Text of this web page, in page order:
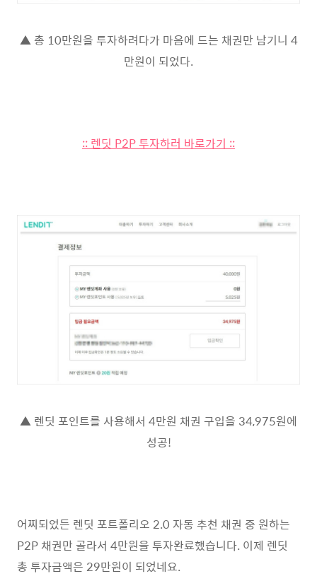
▲ 총 10만원을 투자하려다가 마음에 드는 채권만 남기니 4
만원이 되었다.
:: 렌딧 P2P 투자하러 바로가기 ::
▲ 렌딧 포인트를 사용해서 4만원 채권 구입을 34,975원에
성공!
어찌되었든 렌딧 포트폴리오 2.0 자동 추천 채권 중 원하는
P2P 채권만 골라서 4만원을 투자완료했습니다. 이제 렌딧
총 투자금액은 29만원이 되었네요.